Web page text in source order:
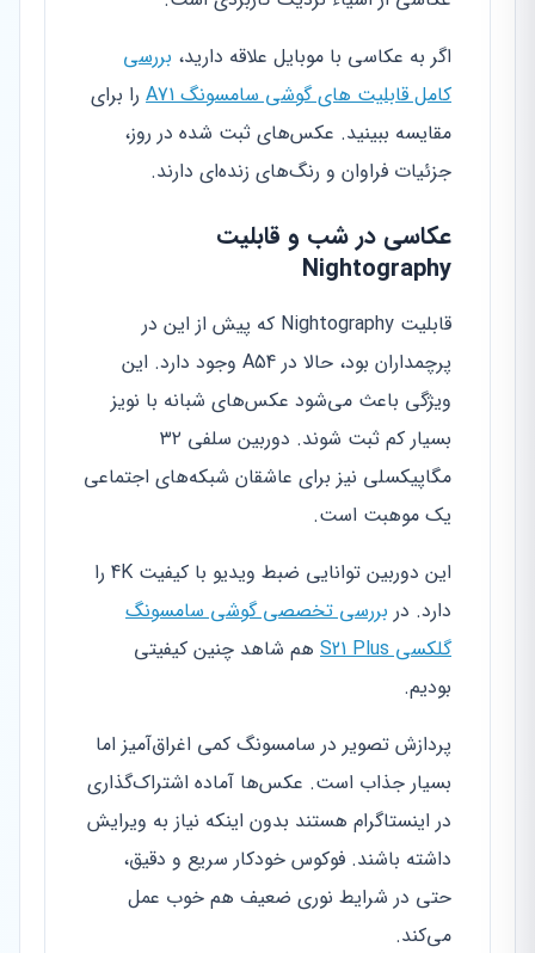
اگر به عکاسی با موبایل علاقه دارید، بررسی
کامل قابلیت های گوشی سامسونگ A71
را برای
مقایسه ببینید. عکس‌های ثبت شده در روز،
جزئیات فراوان و رنگ‌های زنده‌ای دارند.
عکاسی در شب و قابلیت
Nightography
قابلیت Nightography که پیش از این در
پرچمداران بود، حالا در A54 وجود دارد. این
ویژگی باعث می‌شود عکس‌های شبانه با نویز
بسیار کم ثبت شوند. دوربین سلفی ۳۲
مگاپیکسلی نیز برای عاشقان شبکه‌های اجتماعی
یک موهبت است.
این دوربین توانایی ضبط ویدیو با کیفیت 4K را
دارد. در بررسی تخصصی گوشی سامسونگ
گلکسی S21 Plus
هم شاهد چنین کیفیتی
بودیم.
پردازش تصویر در سامسونگ کمی اغراق‌آمیز اما
بسیار جذاب است. عکس‌ها آماده اشتراک‌گذاری
در اینستاگرام هستند بدون اینکه نیاز به ویرایش
داشته باشند. فوکوس خودکار سریع و دقیق،
حتی در شرایط نوری ضعیف هم خوب عمل
می‌کند.